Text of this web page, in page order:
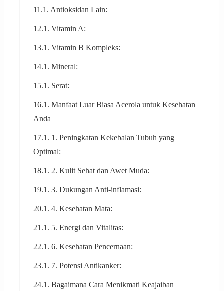
11.1. Antioksidan Lain:
12.1. Vitamin A:
13.1. Vitamin B Kompleks:
14.1. Mineral:
15.1. Serat:
16.1. Manfaat Luar Biasa Acerola untuk Kesehatan
Anda
17.1. 1. Peningkatan Kekebalan Tubuh yang
Optimal:
18.1. 2. Kulit Sehat dan Awet Muda:
19.1. 3. Dukungan Anti-inflamasi:
20.1. 4. Kesehatan Mata:
21.1. 5. Energi dan Vitalitas:
22.1. 6. Kesehatan Pencernaan:
23.1. 7. Potensi Antikanker:
24.1. Bagaimana Cara Menikmati Keajaiban